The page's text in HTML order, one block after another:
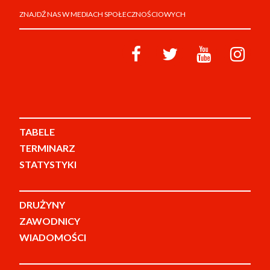
ZNAJDŹ NAS W MEDIACH SPOŁECZNOŚCIOWYCH
TABELE
TERMINARZ
STATYSTYKI
DRUŻYNY
ZAWODNICY
WIADOMOŚCI